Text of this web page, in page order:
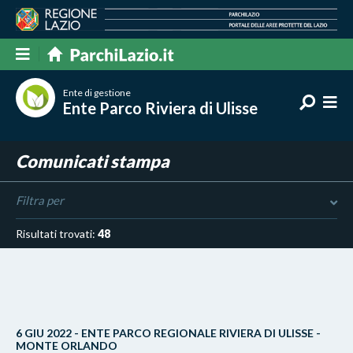
Ente di gestione
Ente Parco Riviera di Ulisse
Comunicati stampa
Filtra per
Risultati trovati:48
6 GIU 2022 - ENTE PARCO REGIONALE RIVIERA DI ULISSE -
MONTE ORLANDO